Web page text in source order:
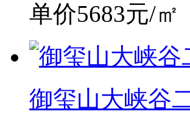
单价5683元/㎡
御玺山大峡谷